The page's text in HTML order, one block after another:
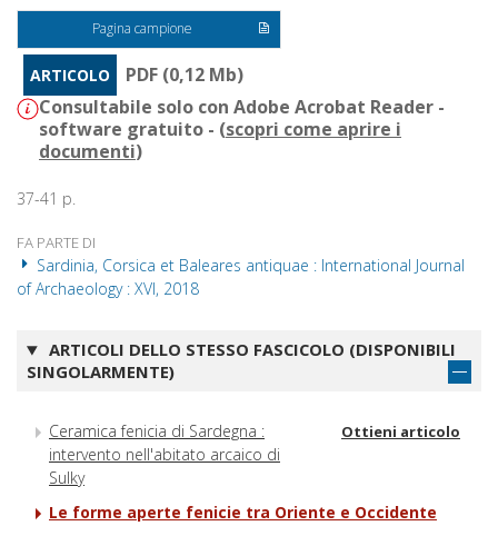
Pagina campione
ARTICOLO
PDF (0,12 Mb)
Consultabile solo con Adobe Acrobat Reader -
software gratuito - (scopri come aprire i
documenti)
37-41 p.
FA PARTE DI
Sardinia, Corsica et Baleares antiquae : International Journal
of Archaeology : XVI, 2018
ARTICOLI DELLO STESSO FASCICOLO (DISPONIBILI
SINGOLARMENTE)
Ceramica fenicia di Sardegna :
intervento nell'abitato arcaico di
Sulky
Ottieni articolo
Le forme aperte fenicie tra Oriente e Occidente